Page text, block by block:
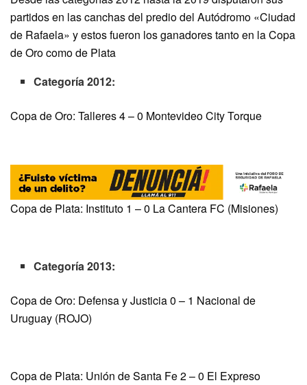
partidos en las canchas del predio del Autódromo «Ciudad
de Rafaela» y estos fueron los ganadores tanto en la Copa
de Oro como de Plata
Categoría 2012:
Copa de Oro: Talleres 4 – 0 Montevideo City Torque
Copa de Plata: Instituto 1 – 0 La Cantera FC (Misiones)
Categoría 2013:
Copa de Oro: Defensa y Justicia 0 – 1 Nacional de
Uruguay (ROJO)
Copa de Plata: Unión de Santa Fe 2 – 0 El Expreso